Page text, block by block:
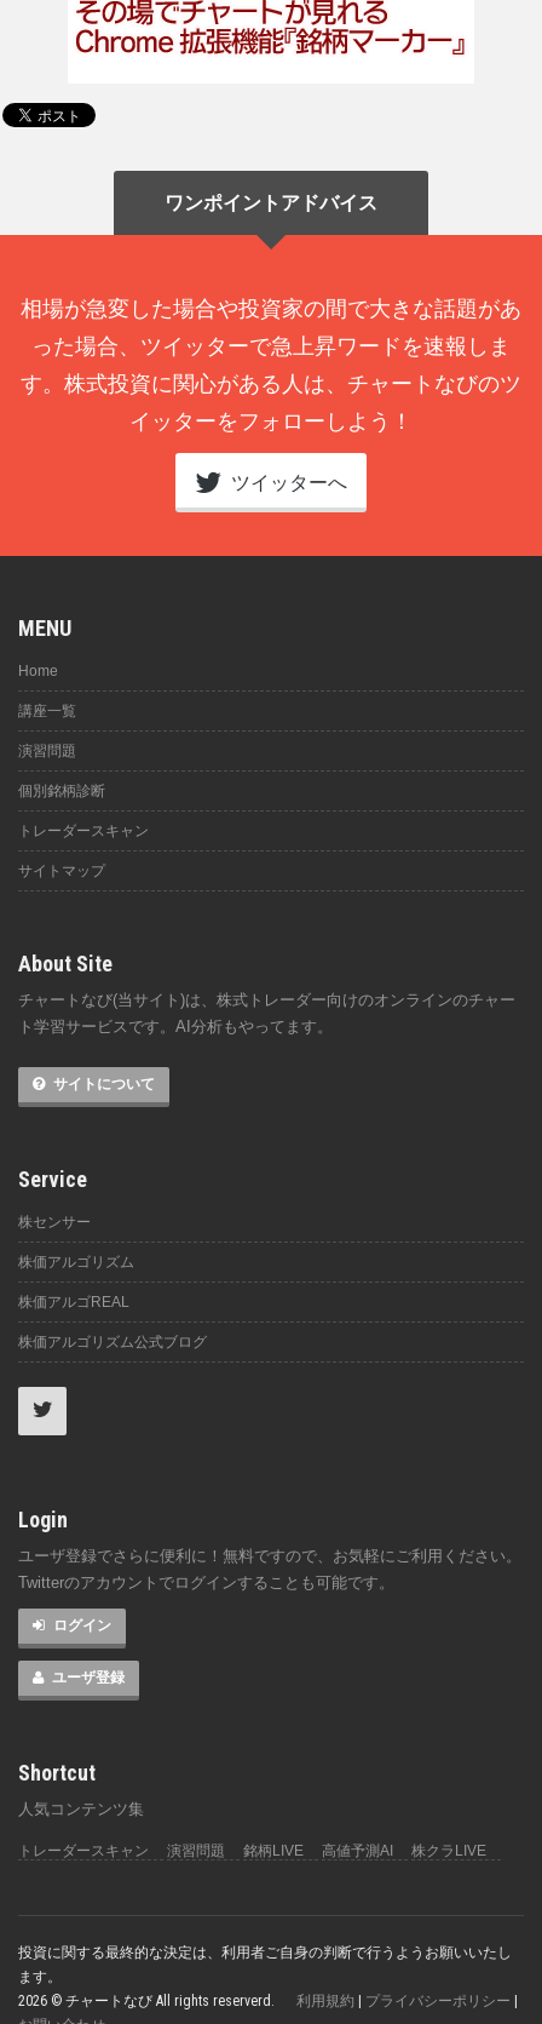
ワンポイントアドバイス
相場が急変した場合や投資家の間で大きな話題があ
った場合、ツイッターで急上昇ワードを速報しま
す。株式投資に関心がある人は、チャートなびのツ
イッターをフォローしよう！
ツイッターへ
MENU
Home
講座一覧
演習問題
個別銘柄診断
トレーダースキャン
サイトマップ
About Site
チャートなび(当サイト)は、株式トレーダー向けのオンラインのチャー
ト学習サービスです。AI分析もやってます。
サイトについて
Service
株センサー
株価アルゴリズム
株価アルゴREAL
株価アルゴリズム公式ブログ
Login
ユーザ登録でさらに便利に！無料ですので、お気軽にご利用ください。
Twitterのアカウントでログインすることも可能です。
ログイン
ユーザ登録
Shortcut
人気コンテンツ集
トレーダースキャン 演習問題 銘柄LIVE 高値予測AI 株クラLIVE
投資に関する最終的な決定は、利用者ご自身の判断で行うようお願いいたし
ます。
2026 © チャートなび All rights reserverd. 利用規約 プライバシーポリシー